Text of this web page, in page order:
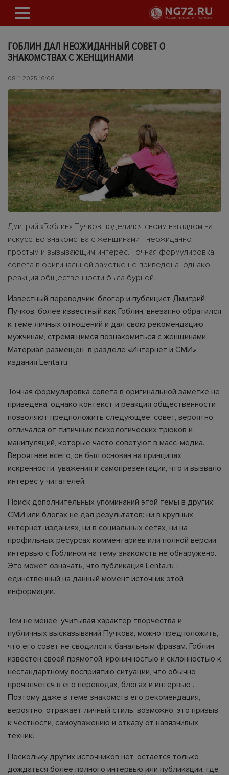
ГОБЛИН ДАЛ НЕОЖИДАННЫЙ СОВЕТ О
ЗНАКОМСТВАХ С ЖЕНЩИНАМИ
08.11.2025 16:06
Дмитрий «Гоблин» Пучков поделился своим взглядом на
искусство знакомства с женщинами - неожиданно
простым и вызывающим интерес. Точная формулировка
совета в оригинальной заметке не приведена, однако
реакция общественности была бурной.
Известный переводчик, блогер и публицист Дмитрий
Пучков, более известный как Гоблин, внезапно обратился
к теме личных отношений и дал свою рекомендацию
мужчинам, стремящимся познакомиться с женщинами.
Материал размещен в разделе «Интернет и СМИ»
издания Lenta.ru.
Точная формулировка совета в оригинальной заметке не
приведена, однако контекст и реакция общественности
позволяют предположить следующее: совет, вероятно,
отличался от типичных психологических трюков и
манипуляций, которые часто советуют в масс-медиа.
Вероятнее всего, он был основан на принципах
искренности, уважения и самопрезентации, что и вызвало
интерес у читателей.
Поиск дополнительных упоминаний этой темы в других
СМИ или блогах не дал результатов: ни в крупных
интернет-изданиях, ни в социальных сетях, ни на
профильных ресурсах комментариев или полной версии
интервью с Гоблином на тему знакомств не обнаружено.
Это может означать, что публикация Lenta.ru -
единственный на данный момент источник этой
информации.
Тем не менее, учитывая характер творчества и
публичных высказываний Пучкова, можно предположить,
что его совет не сводился к банальным фразам. Гоблин
известен своей прямотой, ироничностью и склонностью к
нестандартному восприятию ситуации, что обычно
проявляется в его переводах, блогах и интервью .
Поэтому даже в теме знакомств его рекомендация,
вероятно, отражает личный стиль: возможно, это призыв
к честности, самоуважению и отказу от навязчивых
техник.
Поскольку других источников нет, остается только
дождаться более полного интервью или публикации, где